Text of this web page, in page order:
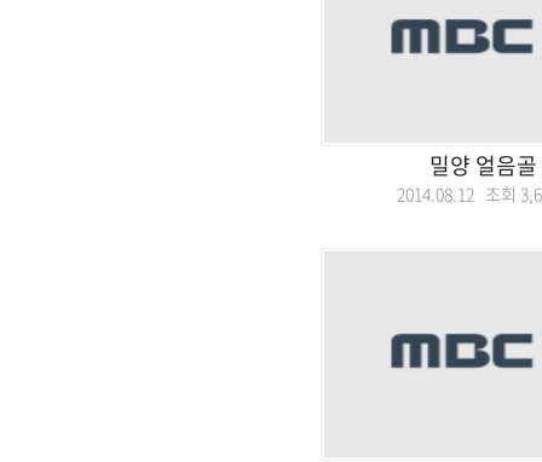
밀양 얼음
2014.08.12 조회